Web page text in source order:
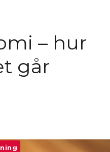
– hur
går